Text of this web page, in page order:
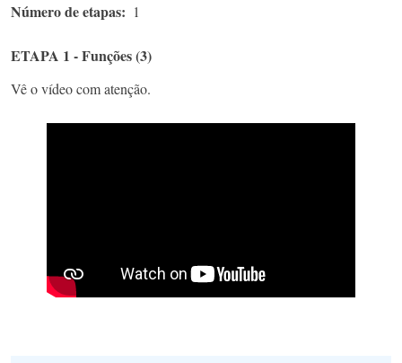
Número de etapas 1
ETAPA 1 - Funções (3)
Vê o vídeo com atenção.